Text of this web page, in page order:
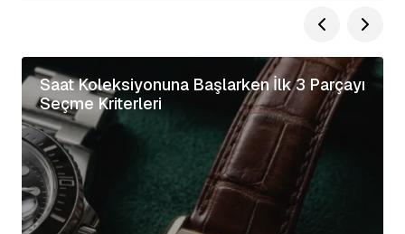
Saat Koleksiyonuna Başlarken İlk 3 Parçayı
Seçme Kriterleri